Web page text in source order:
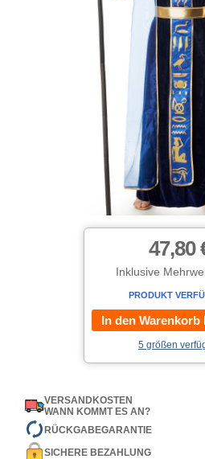
47,80
Inklusive
PRODUKT
In den Warenkorb
5 größen
VERSANDKOSTEN
WANN KOMMT ES AN?
RÜCKGABEGARANTIE
SICHERE BEZAHLUNG